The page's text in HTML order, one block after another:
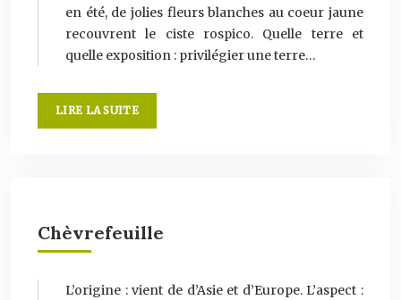
en été, de jolies fleurs blanches au coeur jaune
recouvrent le ciste rospico. Quelle terre et
quelle exposition : privilégier une terre…
LIRE LA SUITE
Chèvrefeuille
L’origine : vient de d’Asie et d’Europe. L’aspect :